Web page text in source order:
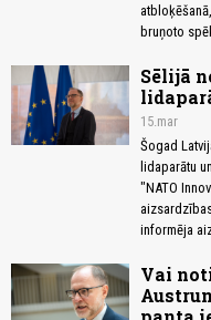
bruņoto
Sēlijā
15.mar
Šogad
lidaparātu
"NATO
informēja
Vai